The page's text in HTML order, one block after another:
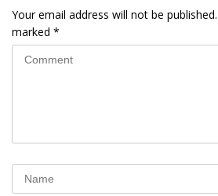
Your email address will not be published.
marked *